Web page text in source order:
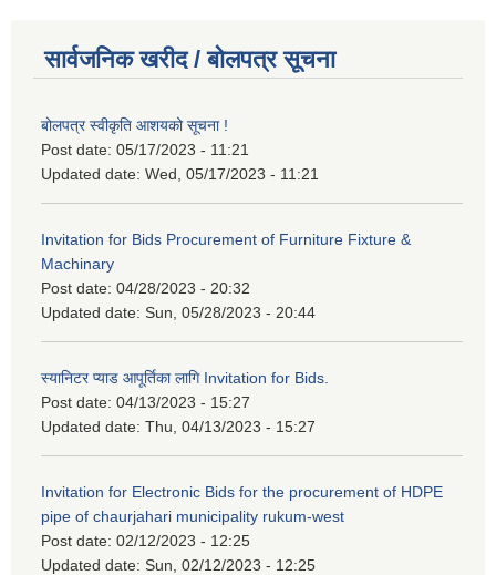
सार्वजनिक खरीद / बोलपत्र सूचना
बोलपत्र स्वीकृति आशयको सूचना !
Post date: 05/17/2023 - 11:21
Updated date: Wed, 05/17/2023 - 11:21
Invitation for Bids Procurement of Furniture Fixture &
Machinary
Post date: 04/28/2023 - 20:32
Updated date: Sun, 05/28/2023 - 20:44
स्यानिटर प्याड आपूर्तिका लागि Invitation for Bids.
Post date: 04/13/2023 - 15:27
Updated date: Thu, 04/13/2023 - 15:27
Invitation for Electronic Bids for the procurement of HDPE
pipe of chaurjahari municipality rukum-west
Post date: 02/12/2023 - 12:25
Updated date: Sun, 02/12/2023 - 12:25